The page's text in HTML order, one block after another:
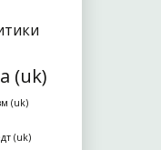
(uk)
(uk)
(uk)